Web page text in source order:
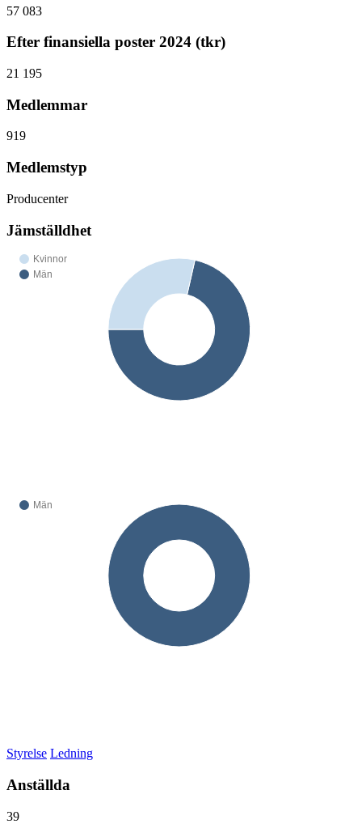
57 083
Efter finansiella poster 2024 (tkr)
21 195
Medlemmar
919
Medlemstyp
Producenter
Jämställdhet
Styrelse Ledning
Anställda
39